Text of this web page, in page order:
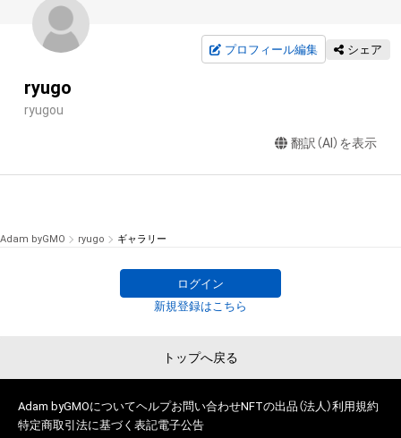
プロフィール編集 シェア
ryugo
ryugou
翻訳（AI）を表示
Adam byGMO ryugo ギャラリー
ログイン
新規登録はこちら
トップへ戻る
Adam byGMOについてヘルプお問い合わせNFTの出品（法人）利用規約
特定商取引法に基づく表記電子公告